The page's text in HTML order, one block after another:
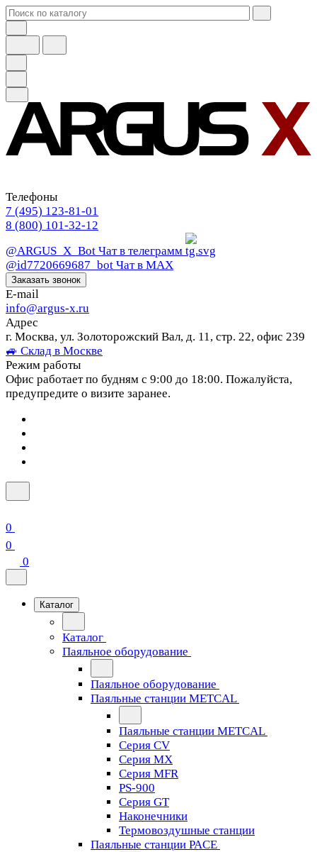
Телефоны
7 (495) 123-81-01
8 (800) 101-32-12
@ARGUS_X_Bot Чат в телеграмм
@id7720669687_bot Чат в МАХ
Заказать звонок
E-mail
info@argus-x.ru
Адрес
г. Москва, ул. Золоторожский Вал, д. 11, стр. 22, офис 239
🚙 Склад в Москве
Режим работы
Офис работает по будням с 9:00 до 18:00. Пожалуйста,
предупредите о визите заранее.
0
0
0
Каталог
Каталог
Паяльное оборудование
Паяльное оборудование
Паяльные станции METCAL
Паяльные станции METCAL
Серия CV
Серия MX
Серия MFR
PS-900
Серия GT
Наконечники
Термовоздушные станции
Паяльные станции PACE